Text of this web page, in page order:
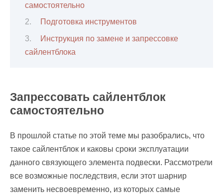
самостоятельно
Подготовка инструментов
Инструкция по замене и запрессовке
сайлентблока
Запрессовать сайлентблок
самостоятельно
В прошлой статье по этой теме мы разобрались, что
такое сайлентблок и каковы сроки эксплуатации
данного связующего элемента подвески. Рассмотрели
все возможные последствия, если этот шарнир
заменить несвоевременно, из которых самые